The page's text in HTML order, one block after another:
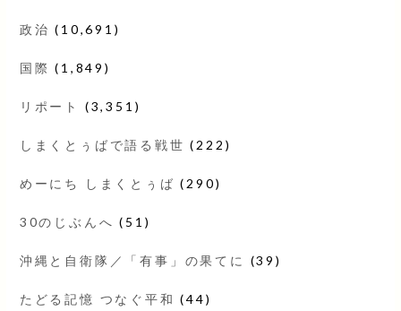
政治 (10,691)
国際 (1,849)
リポート (3,351)
しまくとぅばで語る戦世 (222)
めーにち しまくとぅば (290)
30のじぶんへ (51)
沖縄と自衛隊／「有事」の果てに (39)
たどる記憶 つなぐ平和 (44)